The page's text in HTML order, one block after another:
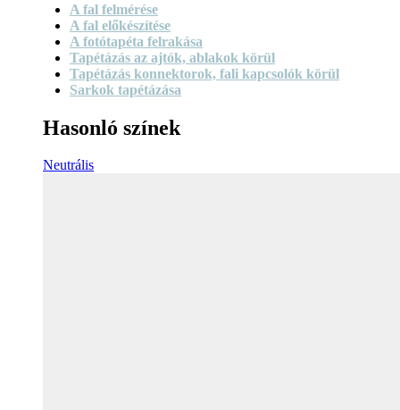
A fal felmérése
A fal előkészítése
A fotótapéta felrakása
Tapétázás az ajtók, ablakok körül
Tapétázás konnektorok, fali kapcsolók körül
Sarkok tapétázása
Hasonló színek
Neutrális